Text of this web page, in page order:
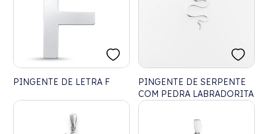
PINGENTE DE LETRA F
PINGENTE DE SERPENTE
COM PEDRA LABRADORITA